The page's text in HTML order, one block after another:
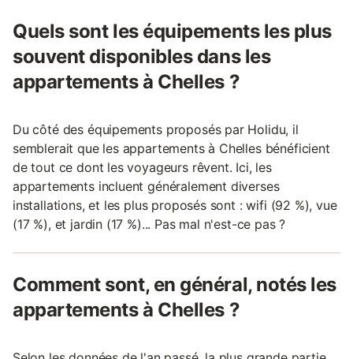
Quels sont les équipements les plus
souvent disponibles dans les
appartements à Chelles ?
Du côté des équipements proposés par Holidu, il
semblerait que les appartements à Chelles bénéficient
de tout ce dont les voyageurs rêvent. Ici, les
appartements incluent généralement diverses
installations, et les plus proposés sont : wifi (92 %), vue
(17 %), et jardin (17 %)... Pas mal n'est-ce pas ?
Comment sont, en général, notés les
appartements à Chelles ?